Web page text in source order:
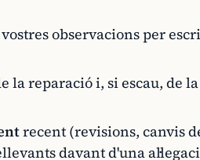
observacions per
la reparació i, si escau, de
recent (revisions, canvis
davant d'una